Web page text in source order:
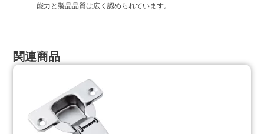
能力と製品品質は広く認められています。
関連商品